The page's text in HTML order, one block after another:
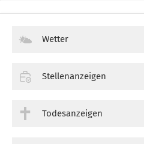
Wetter
Stellenanzeigen
Todesanzeigen